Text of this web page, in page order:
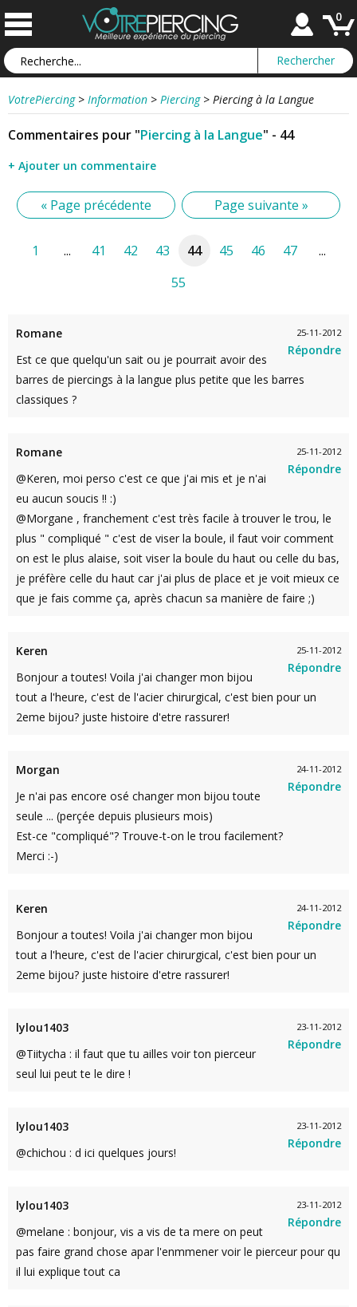
0
VotrePiercing > Information > Piercing > Piercing à la Langue
Commentaires pour "Piercing à la Langue" - 44
+ Ajouter un commentaire
« Page précédente Page suivante »
1 ... 41 42 43 44 45 46 47
...
55
25-11-2012
Répondre
Romane
Est ce que quelqu'un sait ou je pourrait avoir des
barres de piercings à la langue plus petite que les barres
classiques ?
25-11-2012
Répondre
Romane
@Keren, moi perso c'est ce que j'ai mis et je n'ai
eu aucun soucis !! :)
@Morgane , franchement c'est très facile à trouver le trou, le
plus " compliqué " c'est de viser la boule, il faut voir comment
on est le plus alaise, soit viser la boule du haut ou celle du bas,
je préfère celle du haut car j'ai plus de place et je voit mieux ce
que je fais comme ça, après chacun sa manière de faire ;)
25-11-2012
Répondre
Keren
Bonjour a toutes! Voila j'ai changer mon bijou
tout a l'heure, c'est de l'acier chirurgical, c'est bien pour un
2eme bijou? juste histoire d'etre rassurer!
24-11-2012
Répondre
Morgan
Je n'ai pas encore osé changer mon bijou toute
seule ... (perçée depuis plusieurs mois)
Est-ce "compliqué"? Trouve-t-on le trou facilement?
Merci :-)
24-11-2012
Répondre
Keren
Bonjour a toutes! Voila j'ai changer mon bijou
tout a l'heure, c'est de l'acier chirurgical, c'est bien pour un
2eme bijou? juste histoire d'etre rassurer!
23-11-2012
Répondre
lylou1403
@Tiitycha : il faut que tu ailles voir ton pierceur
seul lui peut te le dire !
23-11-2012
Répondre
lylou1403
@chichou : d ici quelques jours!
23-11-2012
Répondre
lylou1403
@melane : bonjour, vis a vis de ta mere on peut
pas faire grand chose apar l'enmmener voir le pierceur pour qu
il lui explique tout ca